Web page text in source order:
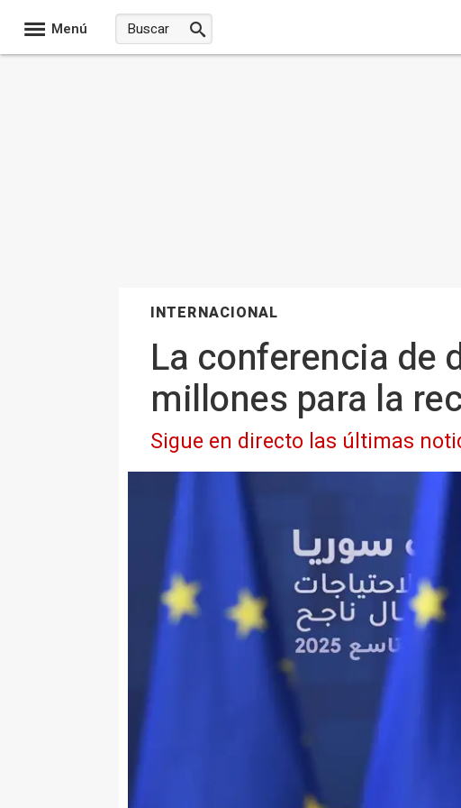
Menú
INTERNACIONAL
La conferencia de
millones para la
Sigue en directo las últimas